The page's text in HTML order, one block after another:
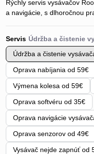
Rýchly servis vysávačov
a navigácie, s dlhoročnou
Servis
Údržba a čistenie
Oprava nabíjania od 59€
Výmena kolesa od 59€
Oprava softvéru od 35€
Oprava navigácie
Oprava senzorov od 49€
Vysávač nejde zapnúť od